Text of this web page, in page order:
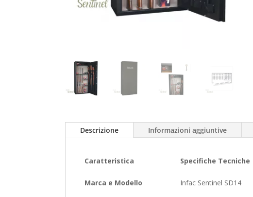
Descrizione Informazioni aggiuntive
Caratteristica Specifiche Tecniche
Marca e Modello Infac Sentinel SD14